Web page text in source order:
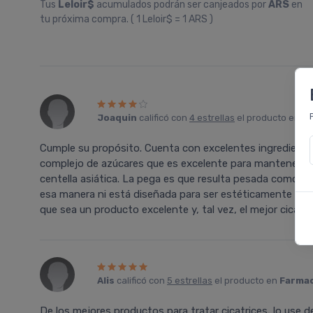
Tus Leloir$ acumulados podrán ser canjeados porARS en
tu próxima compra. ( 1 Leloir$ = 1 ARS )
Joaquin calificó con 4 estrellas el producto en
Cumple su propósito. Cuenta con excelentes
complejo de azúcares que es excelente para mantener
centella asiática. La pega es que resulta pesada como
esa manera ni está diseñada para ser estéticamente
que sea un producto excelente y, tal vez, el mejor
Alis calificó con 5 estrellas el producto en